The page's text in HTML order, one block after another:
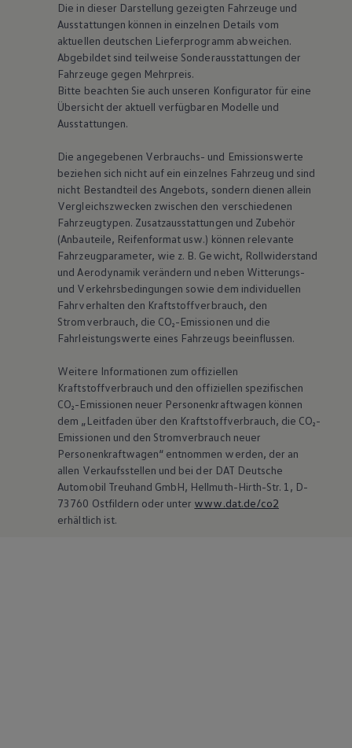
Die in dieser Darstellung gezeigten Fahrzeuge und
Ausstattungen können in einzelnen Details vom
aktuellen deutschen Lieferprogramm abweichen.
Abgebildet sind teilweise Sonderausstattungen der
Fahrzeuge gegen Mehrpreis.
Bitte beachten Sie auch unseren Konfigurator für eine
Übersicht der aktuell verfügbaren Modelle und
Ausstattungen.
Die angegebenen Verbrauchs- und Emissionswerte
beziehen sich nicht auf ein einzelnes Fahrzeug und sind
nicht Bestandteil des Angebots, sondern dienen allein
Vergleichszwecken zwischen den verschiedenen
Fahrzeugtypen. Zusatzausstattungen und Zubehör
(Anbauteile, Reifenformat usw.) können relevante
Fahrzeugparameter, wie z. B. Gewicht, Rollwiderstand
und Aerodynamik verändern und neben Witterungs-
und Verkehrsbedingungen sowie dem individuellen
Fahrverhalten den Kraftstoffverbrauch, den
Stromverbrauch, die CO₂-Emissionen und die
Fahrleistungswerte eines Fahrzeugs beeinflussen.
Weitere Informationen zum offiziellen
Kraftstoffverbrauch und den offiziellen spezifischen
CO₂-Emissionen neuer Personenkraftwagen können
dem „Leitfaden über den Kraftstoffverbrauch, die CO₂-
Emissionen und den Stromverbrauch neuer
Personenkraftwagen“ entnommen werden, der an
allen Verkaufsstellen und bei der DAT Deutsche
Automobil Treuhand GmbH, Hellmuth-Hirth-Str. 1, D-
73760 Ostfildern oder unter www.dat.de/co2
erhältlich ist.